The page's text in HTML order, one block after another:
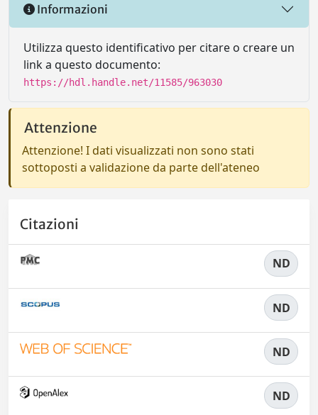
Informazioni
Utilizza questo identificativo per citare o creare un
link a questo documento:
https://hdl.handle.net/11585/963030
Attenzione
Attenzione! I dati visualizzati non sono stati
sottoposti a validazione da parte dell'ateneo
Citazioni
ND
ND
ND
ND